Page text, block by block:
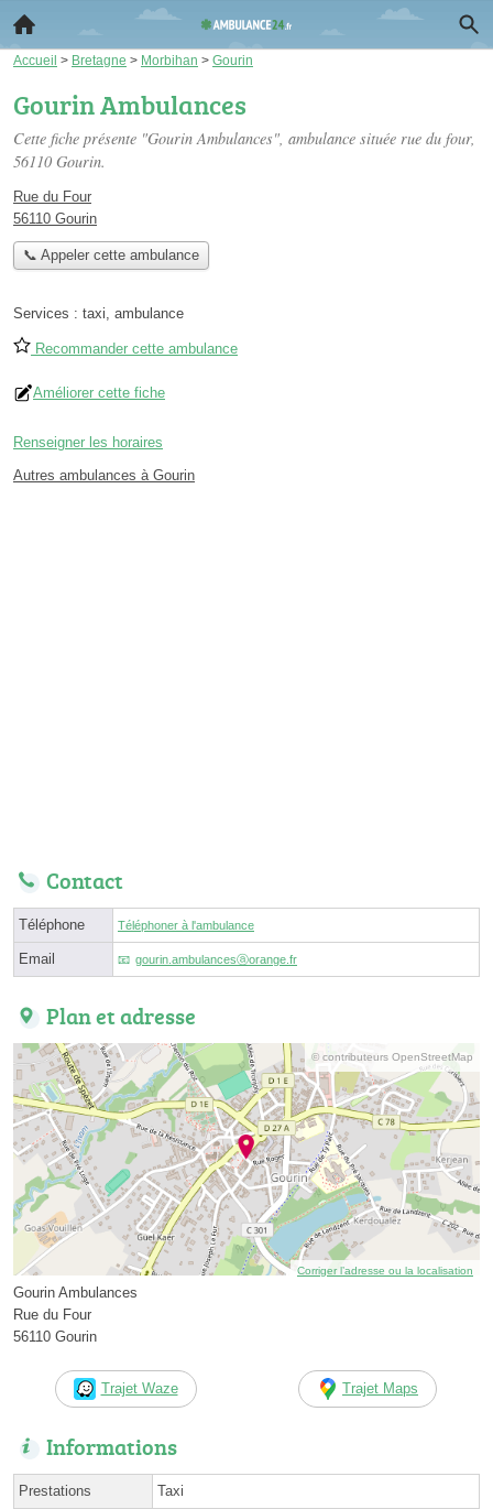
Accueil > Bretagne > Morbihan > Gourin
Gourin Ambulances
Cette fiche présente "Gourin Ambulances", ambulance située rue du four,
56110 Gourin.
Rue du Four
56110 Gourin
📞 Appeler cette ambulance
Services : taxi, ambulance
Recommander cette ambulance
Améliorer cette fiche
Renseigner les horaires
Autres ambulances à Gourin
Contact
Téléphone Téléphoner à l'ambulance
Email gourin.ambulancesⓐorange.fr
Plan et adresse
© contributeurs OpenStreetMap
Corriger l’adresse ou la localisation
Gourin Ambulances
Rue du Four
56110 Gourin
Trajet Waze Trajet Maps
Informations
Prestations Taxi